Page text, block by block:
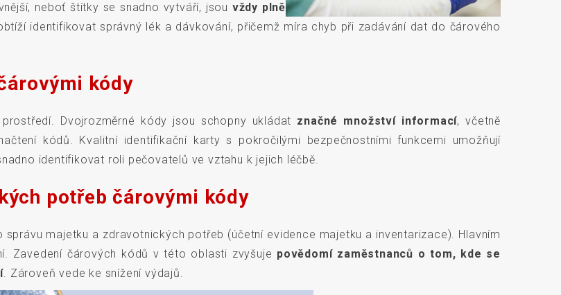
neboť štítky se snadno vytváří, jsou vždy plně
identifikovat správný lék a dávkování, přičemž míra chyb při zadávání dat do čárového
kódy
Dvojrozměrné kódy jsou schopny ukládat značné množství informací, včetně
kódů. Kvalitní identifikační karty s pokročilými bezpečnostními funkcemi umožňují
identifikovat roli pečovatelů ve vztahu k jejich léčbě.
potřeb čárovými kódy
majetku a zdravotnických potřeb (účetní evidence majetku a inventarizace). Hlavním
Zavedení čárových kódů v této oblasti zvyšuje povědomí zaměstnanců o tom, kde se
. Zároveň vede ke snížení výdajů.